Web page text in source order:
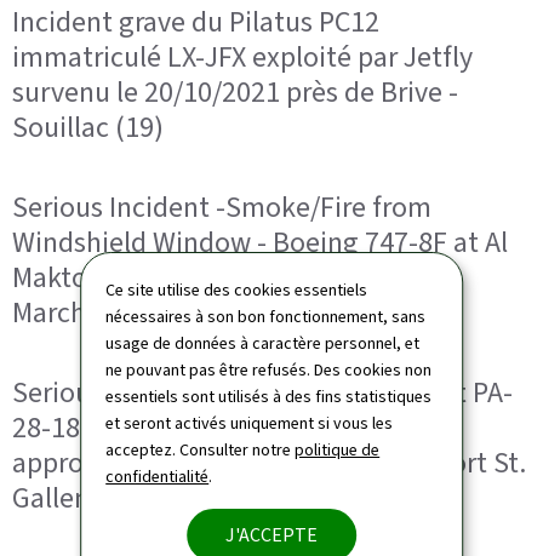
Ce site utilise des cookies essentiels
nécessaires à son bon fonctionnement, sans
usage de données à caractère personnel, et
ne pouvant pas être refusés. Des cookies non
essentiels sont utilisés à des fins statistiques
et seront activés uniquement si vous les
acceptez. Consulter notrepolitique de
confidentialité.
J'ACCEPTE
Incident grave du Pilatus PC12
immatriculé LX-JFX exploité par Jetfly
survenu le 20/10/2021 près de Brive -
Souillac (19)
Serious Incident -Smoke/Fire from
Windshield Window - Boeing 747-8F at Al
Maktoum International Airport on 22
March 2021
Serious incident involving the aircraft PA-
28-181, LX-AVA, on 19 July 2020
approximately 2 km west of the airport St.
Gallen-Altenrhein (LSZR)